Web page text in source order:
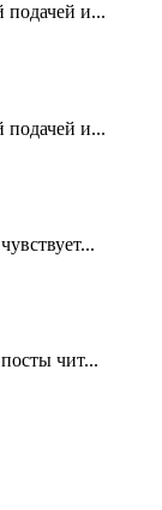
подачей и...
подачей и...
чит...